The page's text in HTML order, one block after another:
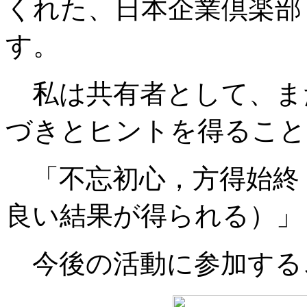
くれた、日本企業倶楽
す。
私は共有者として、
づきとヒントを得るこ
「不忘初心，方得始
良い結果が得られる）」
今後の活動に参加す